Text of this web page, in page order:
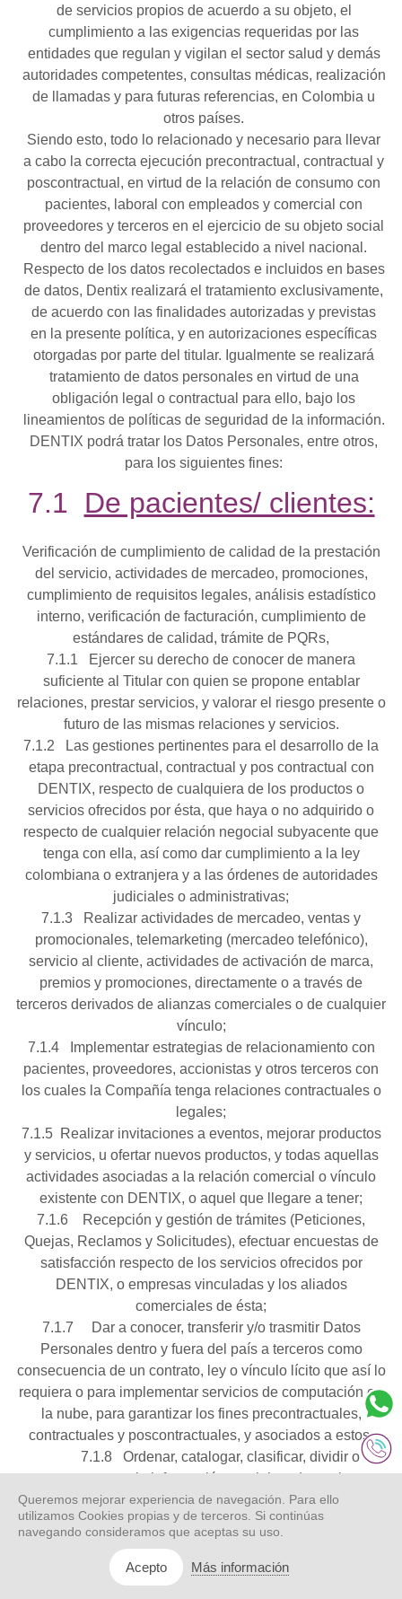
de servicios propios de acuerdo a su objeto, el
cumplimiento a las exigencias requeridas por las
entidades que regulan y vigilan el sector salud y demás
autoridades competentes, consultas médicas, realización
de llamadas y para futuras referencias, en Colombia u
otros países.
Siendo esto, todo lo relacionado y necesario para llevar
a cabo la correcta ejecución precontractual, contractual y
poscontractual, en virtud de la relación de consumo con
pacientes, laboral con empleados y comercial con
proveedores y terceros en el ejercicio de su objeto social
dentro del marco legal establecido a nivel nacional.
Respecto de los datos recolectados e incluidos en bases
de datos, Dentix realizará el tratamiento exclusivamente,
de acuerdo con las finalidades autorizadas y previstas
en la presente política, y en autorizaciones específicas
otorgadas por parte del titular. Igualmente se realizará
tratamiento de datos personales en virtud de una
obligación legal o contractual para ello, bajo los
lineamientos de políticas de seguridad de la información.
DENTIX podrá tratar los Datos Personales, entre otros,
para los siguientes fines:
7.1 De pacientes/ clientes:
Verificación de cumplimiento de calidad de la prestación
del servicio, actividades de mercadeo, promociones,
cumplimiento de requisitos legales, análisis estadístico
interno, verificación de facturación, cumplimiento de
estándares de calidad, trámite de PQRs,
7.1.1 Ejercer su derecho de conocer de manera
suficiente al Titular con quien se propone entablar
relaciones, prestar servicios, y valorar el riesgo presente o
futuro de las mismas relaciones y servicios.
7.1.2 Las gestiones pertinentes para el desarrollo de la
etapa precontractual, contractual y pos contractual con
DENTIX, respecto de cualquiera de los productos o
servicios ofrecidos por ésta, que haya o no adquirido o
respecto de cualquier relación negocial subyacente que
tenga con ella, así como dar cumplimiento a la ley
colombiana o extranjera y a las órdenes de autoridades
judiciales o administrativas;
7.1.3 Realizar actividades de mercadeo, ventas y
promocionales, telemarketing (mercadeo telefónico),
servicio al cliente, actividades de activación de marca,
premios y promociones, directamente o a través de
terceros derivados de alianzas comerciales o de cualquier
vínculo;
7.1.4 Implementar estrategias de relacionamiento con
pacientes, proveedores, accionistas y otros terceros con
los cuales la Compañía tenga relaciones contractuales o
legales;
7.1.5 Realizar invitaciones a eventos, mejorar productos
y servicios, u ofertar nuevos productos, y todas aquellas
actividades asociadas a la relación comercial o vínculo
existente con DENTIX, o aquel que llegare a tener;
7.1.6 Recepción y gestión de trámites (Peticiones,
Quejas, Reclamos y Solicitudes), efectuar encuestas de
satisfacción respecto de los servicios ofrecidos por
DENTIX, o empresas vinculadas y los aliados
comerciales de ésta;
7.1.7 Dar a conocer, transferir y/o trasmitir Datos
Personales dentro y fuera del país a terceros como
consecuencia de un contrato, ley o vínculo lícito que así lo
requiera o para implementar servicios de computación en
la nube, para garantizar los fines precontractuales,
contractuales y poscontractuales, y asociados a estos.
7.1.8 Ordenar, catalogar, clasificar, dividir o
separar la información suministrada por los
Titulares de datos.
7.1.9 Verificar, corroborar, comprobar, validar, investigar
o comparar la información suministrada por los Titulares
de datos, con cualquier información de que disponga
legítimamente, como relaciones comerciales.
Queremos mejorar experiencia de navegación. Para ello
utilizamos Cookies propias y de terceros. Si continúas
navegando consideramos que aceptas su uso.
Acepto Más información